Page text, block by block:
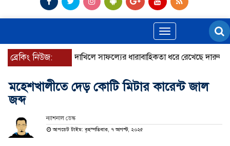
Toggle
navigation
ব্রেকিং নিউজ: দাখিলে সাফল্যের ধারাবাহিকতা ধরে রেখেছে দারুল
মহেশখালীতে দেড় কোটি মিটার কারেন্ট জাল
জব্দ
ন্যাশনাল ডেস্ক
আপডেট টাইম: বৃহস্পতিবার, ৭ আগস্ট, ২০২৫